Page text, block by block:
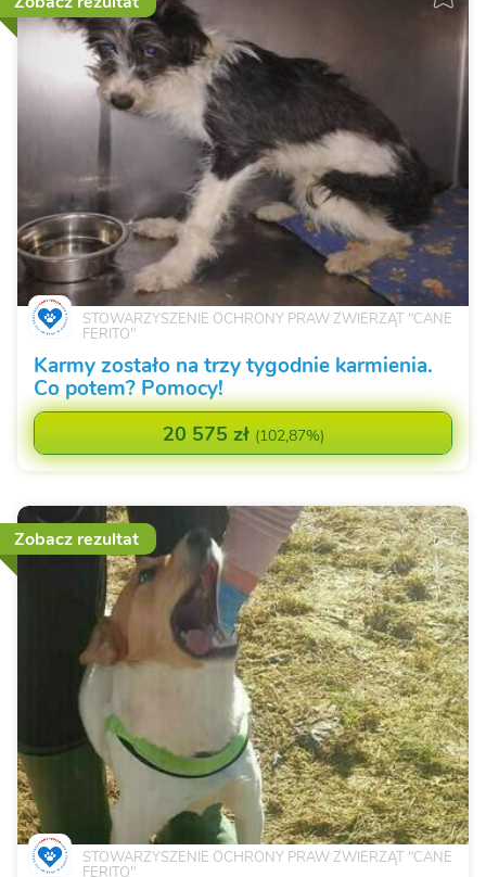
STOWARZYSZENIE OCHRONY PRAW ZWIERZĄT "CANE
FERITO"
Karmy zostało na trzy tygodnie karmienia.
Co potem? Pomocy!
20 575 zł (102,87%)
Zobacz rezultat
STOWARZYSZENIE OCHRONY PRAW ZWIERZĄT "CANE
FERITO"